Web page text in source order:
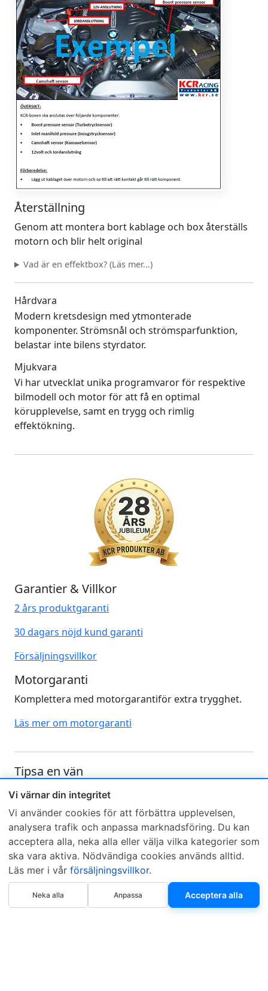
Vi värnar din integritet
Vi använder cookies för att förbättra upplevelsen,
analysera trafik och anpassa marknadsföring. Du kan
acceptera alla, neka alla eller välja vilka kategorier som
ska vara aktiva. Nödvändiga cookies används alltid.
Läs mer i vår försäljningsvillkor.
Neka alla Anpassa Acceptera alla
Köp Steg 1 Köp Steg 2
Återställning
Genom att montera bort kablage och box återställs
motorn och blir helt original
Vad är en effektbox? (Läs mer...)
Hårdvara
Modern kretsdesign med ytmonterade
komponenter. Strömsnål och strömsparfunktion,
belastar inte bilens styrdator.
Mjukvara
Vi har utvecklat unika programvaror för respektive
bilmodell och motor för att få en optimal
körupplevelse, samt en trygg och rimlig
effektökning.
Garantier & Villkor
2 års produktgaranti
30 dagars nöjd kund garanti
Försäljningsvillkor
Motorgaranti
Komplettera med motorgarantiför extra trygghet.
Läs mer om motorgaranti
Tipsa en vän
Skicka ett e-mail och tipsa en vän om denna produkt
Sveriges mest sålda dieselbox
Återförsäljare